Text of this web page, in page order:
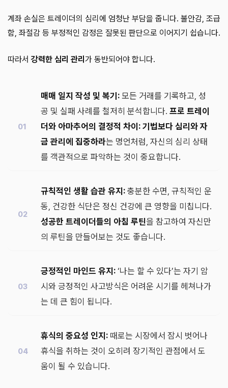
계좌 손실은 트레이더의 심리에 엄청난 부담을 줍니다. 불안감, 조급
함, 좌절감 등 부정적인 감정은 잘못된 판단으로 이어지기 쉽습니다.
따라서 강력한 심리 관리 가 동반되어야 합니다.
매매 일지 작성 및 복기: 모든 거래를 기록하고, 성
공 및 실패 사례를 철저히 분석합니다. 프로 트레이
더와 아마추어의 결정적 차이: 기법보다 심리와 자
금 관리에 집중하라는 명언처럼, 자신의 심리 상태
를 객관적으로 파악하는 것이 중요합니다.
규칙적인 생활 습관 유지: 충분한 수면, 규칙적인 운
동, 건강한 식단은 정신 건강에 큰 영향을 미칩니다.
성공한 트레이더들의 아침 루틴을 참고하여 자신만
의 루틴을 만들어보는 것도 좋습니다.
긍정적인 마인드 유지: ‘나는 할 수 있다’는 자기 암
시와 긍정적인 사고방식은 어려운 시기를 헤쳐나가
는 데 큰 힘이 됩니다.
휴식의 중요성 인지: 때로는 시장에서 잠시 벗어나
휴식을 취하는 것이 오히려 장기적인 관점에서 도
움이 될 수 있습니다.